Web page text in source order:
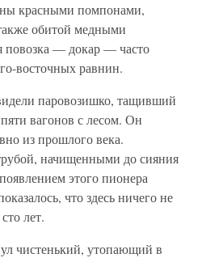
красными помпонами,
обитой медными
повозка — докар — часто
восточных равнин.
паровозишко, тащивший
вагонов с лесом. Он
из прошлого века.
начищенными до сияния
этого пионера
что здесь ничего не
лет.
чистенький, утопающий в